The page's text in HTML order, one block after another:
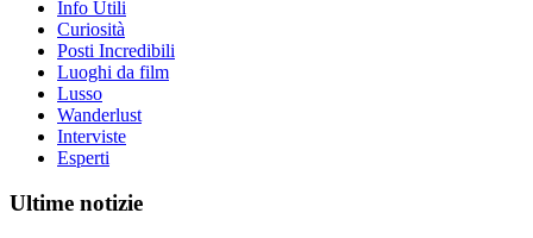
Info Utili
Curiosità
Posti Incredibili
Luoghi da film
Lusso
Wanderlust
Interviste
Esperti
Ultime notizie